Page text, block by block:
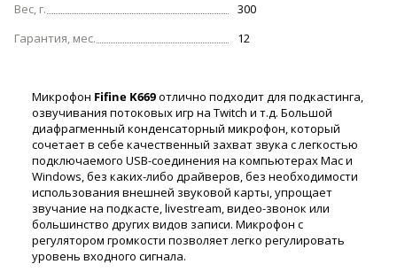
Вес, г.
300
Гарантия, мес.
12
Микрофон Fifine K669отлично подходит для подкастинга,
озвучивания потоковых игр на Twitch и т.д. Большой
диафрагменный конденсаторный микрофон, который
сочетает в себе качественный захват звука с легкостью
подключаемого USB-соединения на компьютерах Mac и
Windows, без каких-либо драйверов, без необходимости
использования внешней звуковой карты, упрощает
звучание на подкасте, livestream, видео-звонок или
большинство других видов записи. Микрофон с
регулятором громкости позволяет легко регулировать
уровень входного сигнала.